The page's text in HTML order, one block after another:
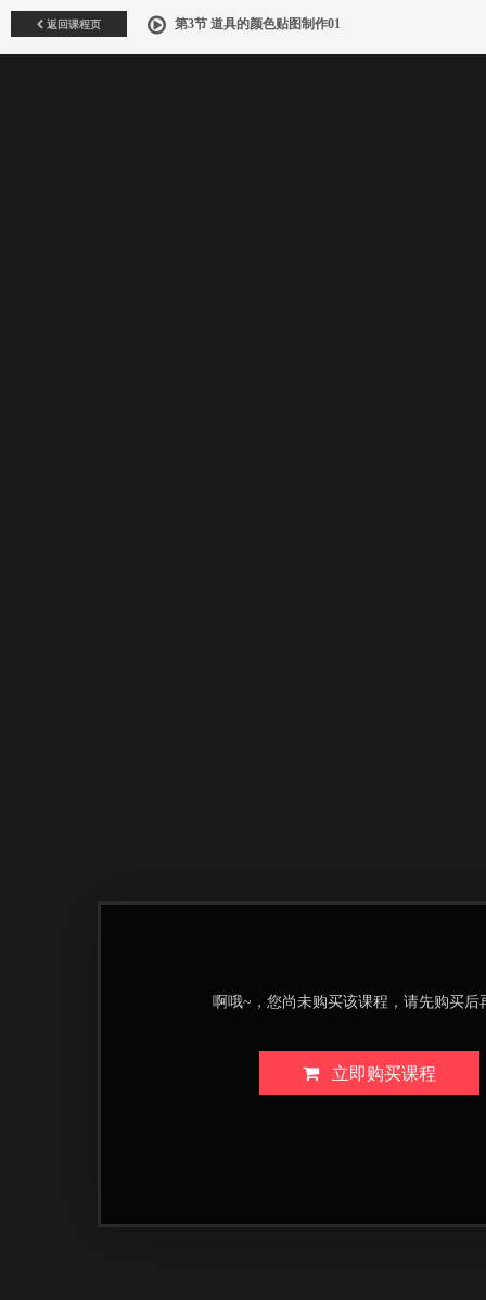
返回课程页 第3节 道具的颜色贴图制作01
啊哦~，您尚未购买该课程，请先购买后
立即购买课程